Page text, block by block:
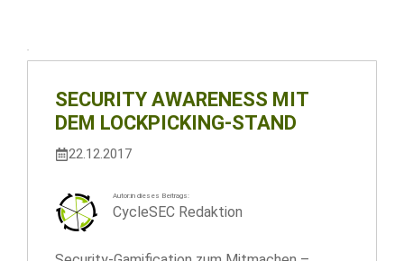
SECURITY AWARENESS MIT
DEM LOCKPICKING-STAND
22.12.2017
Autor:in dieses Beitrags:
CycleSEC Redaktion